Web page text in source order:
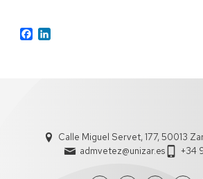
Facebook
Calle Miguel Servet, 177, 50013
admvetez@unizar.es
+34